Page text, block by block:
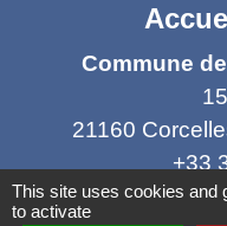
Commune
21160
+33
This site uses cookies and
to activate